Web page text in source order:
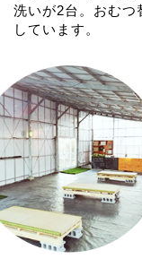
決定次第
さい。
定です。
皆様のご
<イチゴ狩
今シーズ
今年も”一
す。
今シーズ
実りが問
約第二弾
13:00頃
例年通り
夏の間も
2025.4.22
＜ゴール
ゴールデ
たします。
営業日は(
イチゴの
ご来園お
2025.3.5
<3/15(土)
洗いが2台。おむつ
しています。